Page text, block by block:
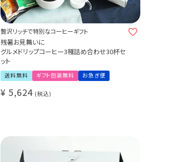
贅沢リッチで特別なコーヒーギフト
残暑お見舞いに
グルメドリップコーヒー3種詰め合わせ30杯セ
ット
送料無料 ギフト包装無料 お急ぎ便
¥ 5,624 税込